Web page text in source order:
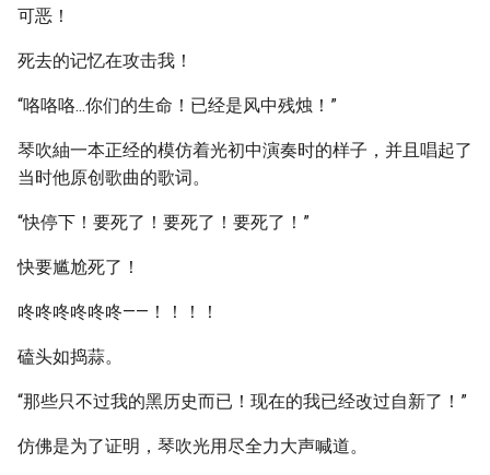
可恶！
死去的记忆在攻击我！
“咯咯咯...你们的生命！已经是风中残烛！”
琴吹紬一本正经的模仿着光初中演奏时的样子，并且唱起了
当时他原创歌曲的歌词。
“快停下！要死了！要死了！要死了！”
快要尴尬死了！
咚咚咚咚咚咚——！！！！
磕头如捣蒜。
“那些只不过我的黑历史而已！现在的我已经改过自新了！”
仿佛是为了证明，琴吹光用尽全力大声喊道。